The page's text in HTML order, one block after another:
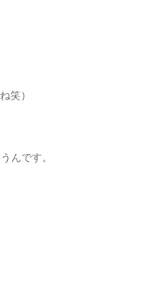
笑）
んです。